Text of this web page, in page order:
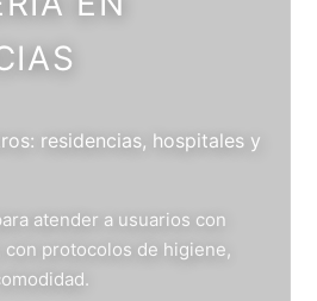
residencias, hospitales y
atender a usuarios con
protocolos de higiene,